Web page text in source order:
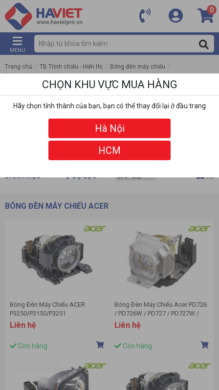
0
MENU
Trang chủ / TB Trình chiếu - Hiển thị / Bóng đèn máy chiếu /
Bóng đèn máy chiếu Acer
DANH MỤC BỘ LỌC
BÓNG ĐÈN MÁY CHIẾU ACER
Bóng Đèn Máy Chiếu ACER
P3250/P3150/P3251
Liên hệ
Còn hàng
Bóng Đèn Máy Chiếu Acer PD726
/ PD726W / PD727 / PD727W /
PW730
Liên hệ
Còn hàng
CHỌN KHU VỰC MUA HÀNG
Hãy chọn tỉnh thành của bạn, bạn có thể thay đổi lại ở đầu trang
Hà Nội
HCM